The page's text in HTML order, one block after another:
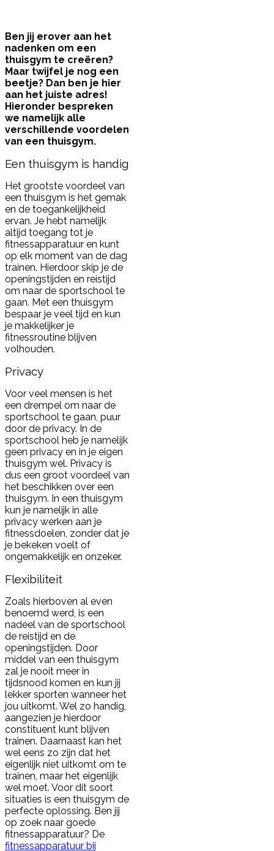
Ben jij erover aan het
nadenken om een
thuisgym te creëren?
Maar twijfel je nog een
beetje? Dan ben je hier
aan het juiste adres!
Hieronder bespreken
we namelijk alle
verschillende voordelen
van een thuisgym.
Een thuisgym is handig
Het grootste voordeel van
een thuisgym is het gemak
en de toegankelijkheid
ervan. Je hebt namelijk
altijd toegang tot je
fitnessapparatuur en kunt
op elk moment van de dag
trainen. Hierdoor skip je de
openingstijden en reistijd
om naar de sportschool te
gaan. Met een thuisgym
bespaar je veel tijd en kun
je makkelijker je
fitnessroutine blijven
volhouden.
Privacy
Voor veel mensen is het
een drempel om naar de
sportschool te gaan, puur
door de privacy. In de
sportschool heb je namelijk
geen privacy en in je eigen
thuisgym wel. Privacy is
dus een groot voordeel van
het beschikken over een
thuisgym. In een thuisgym
kun je namelijk in alle
privacy werken aan je
fitnessdoelen, zonder dat je
je bekeken voelt of
ongemakkelijk en onzeker.
Flexibiliteit
Zoals hierboven al even
benoemd werd, is een
nadeel van de sportschool
de reistijd en de
openingstijden. Door
middel van een thuisgym
zal je nooit meer in
tijdsnood komen en kun jij
lekker sporten wanneer het
jou uitkomt. Wel zo handig,
aangezien je hierdoor
constituent kunt blijven
trainen. Daarnaast kan het
wel eens zo zijn dat het
eigenlijk niet uitkomt om te
trainen, maar het eigenlijk
wel moet. Voor dit soort
situaties is een thuisgym de
perfecte oplossing. Ben jij
op zoek naar goede
fitnessapparatuur? De
fitnessapparatuur bij